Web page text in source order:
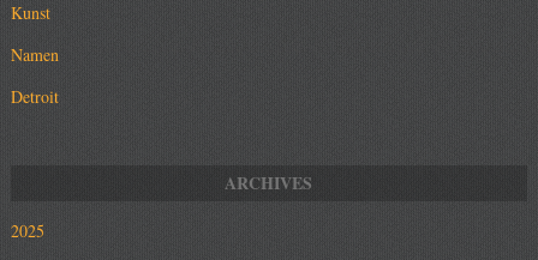
Kunst
Namen
Detroit
2025